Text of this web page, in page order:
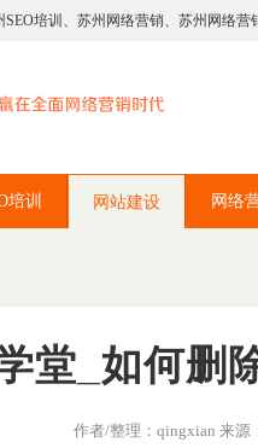
培训、苏州网络营销、苏州网络营
培训 网站建设 网络
堂_如何删
作者/整理：qingxian 来源